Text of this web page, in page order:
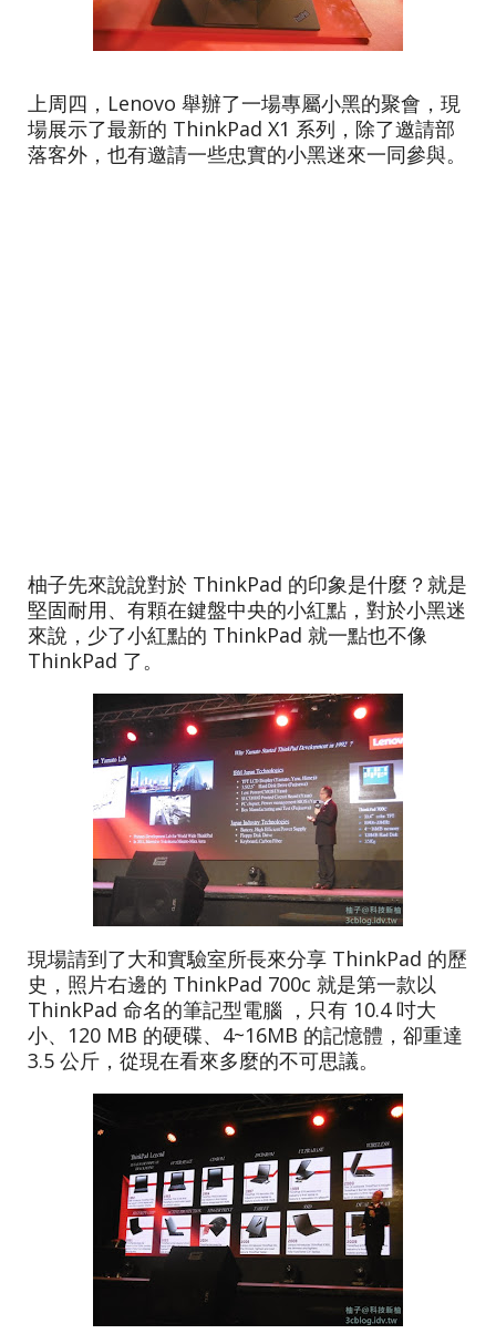
上周四，Lenovo 舉辦了一場專屬小黑的聚會，現
場展示了最新的 ThinkPad X1 系列，除了邀請部
落客外，也有邀請一些忠實的小黑迷來一同參與。
柚子先來說說對於 ThinkPad 的印象是什麼？就是
堅固耐用、有顆在鍵盤中央的小紅點，對於小黑迷
來說，少了小紅點的 ThinkPad 就一點也不像
ThinkPad 了。
現場請到了大和實驗室所長來分享 ThinkPad 的歷
史，照片右邊的 ThinkPad 700c 就是第一款以
ThinkPad 命名的筆記型電腦 ，只有 10.4 吋大
小、120 MB 的硬碟、4~16MB 的記憶體，卻重達
3.5 公斤，從現在看來多麼的不可思議。